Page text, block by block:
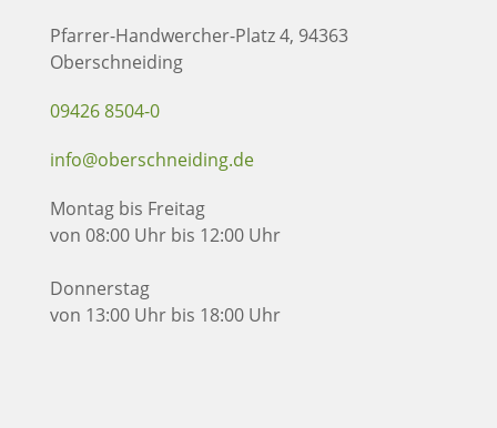
Pfarrer-Handwercher-Platz 4, 94363
Oberschneiding
09426 8504-0
info@oberschneiding.de
Montag bis Freitag
von 08:00 Uhr bis 12:00 Uhr
Donnerstag
von 13:00 Uhr bis 18:00 Uhr